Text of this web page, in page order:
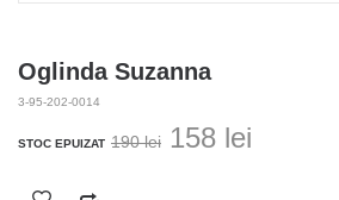
Oglinda Suzanna
3-95-202-0014
STOC EPUIZAT 190lei Prețul
158 lei